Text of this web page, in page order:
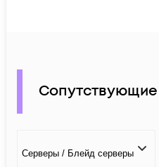
Серверы / Блейд серверы